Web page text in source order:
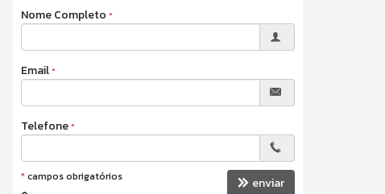
Nome Completo
Email
Telefone
*campos obrigatórios
enviar